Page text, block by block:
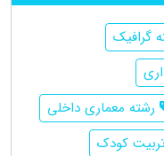
گرافیک
رشته معماری داخلی
کودک